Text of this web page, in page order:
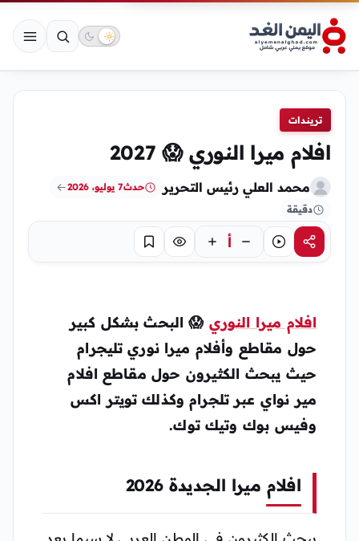
تريندات
افلام ميرا النوري 😱 2027
محمد العلي رئيس التحرير حدث7 يوليو، 2026
دقيقة
مشاركةاستماع أ تركيز حفظ
افلام ميرا النوري 😱 البحث بشكل كبير
حول مقاطع وأفلام ميرا نوري تليجرام
حيث يبحث الكثيرون حول مقاطع افلام
مير نواي عبر تلجرام وكذلك تويتر اكس
وفيس بوك وتيك توك.
افلام ميرا الجديدة 2026